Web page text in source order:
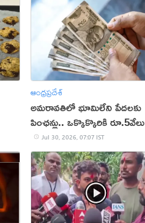
ఆంధ్రప్రదేశ్
అమరావతిలో భూమిలేని పేదలకు
పింఛన్లు.. ఒక్కొక్కొరికి రూ.5వేలు
Jul 30, 2026, 07:07 IST